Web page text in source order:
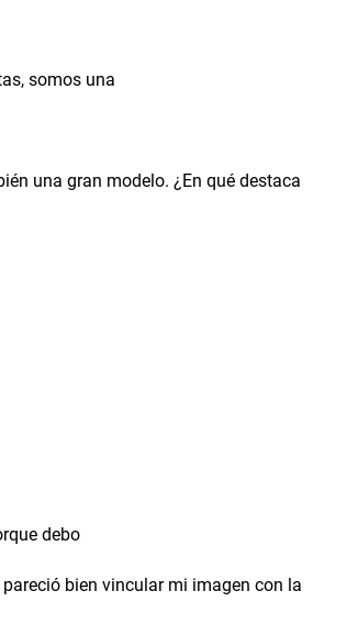
somos una
una gran modelo. ¿En qué destaca
debo
bien vincular mi imagen con la